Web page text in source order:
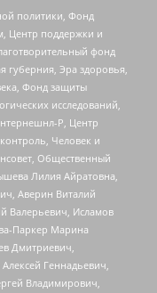
политики, Фонд
Центр поддержки и
фонд
губерния, Эра здоровья,
Фонд защиты
исследований,
Р, Центр
Человек и
Общественный
Лилия Айратовна,
Аверин Виталий
Валерьевич, Исламов
Паркер Марина
Дмитриевич,
Геннадьевич,
Владимирович,